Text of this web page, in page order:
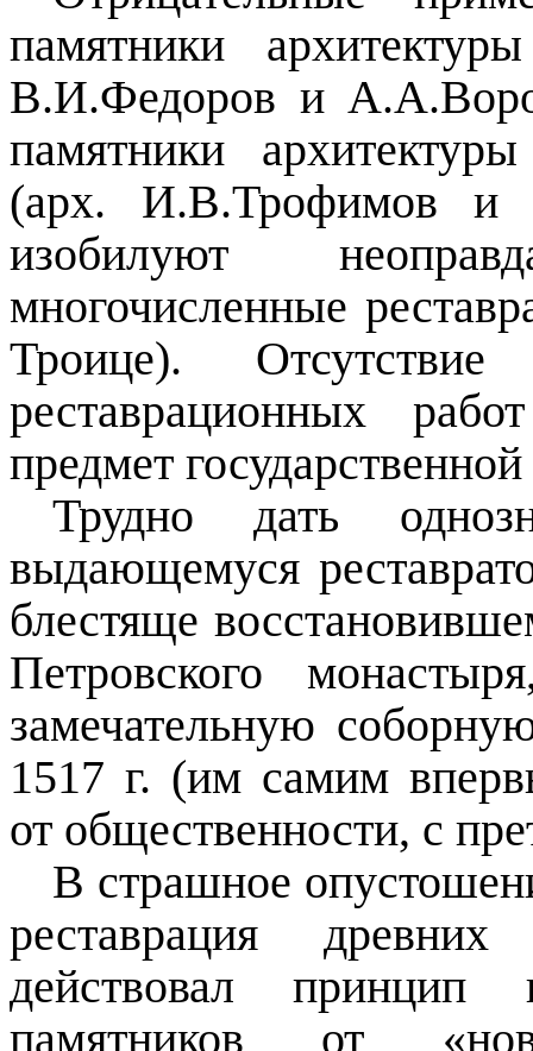
памятники
В.И.Федоров и
памятники
(арх. И.В.Трофимов
изобилуют
многочисленные
Троице). Отсутствие
реставрационных
предмет
Трудно дать
выдающемуся
блестяще
Петровского
замечательную
1517 г. (им самим
от общественности, с
В страшное
реставрация
действовал принцип
памятников от